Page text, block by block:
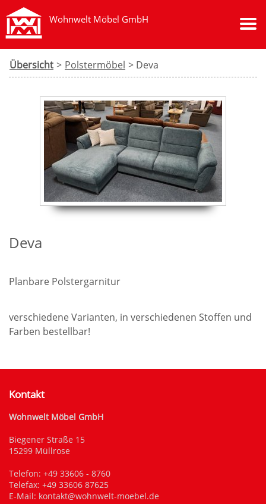
Wohnwelt Möbel GmbH
Übersicht > Polstermöbel > Deva
Deva
Planbare Polstergarnitur
verschiedene Varianten, in verschiedenen Stoffen und
Farben bestellbar!
Kontakt
Wohnwelt Möbel GmbH
Biegener Straße 15
15299 Müllrose
Telefon: +49 33606 - 8760
Telefax: +49 33606 87625
E-Mail: kontakt@wohnwelt-moebel.de